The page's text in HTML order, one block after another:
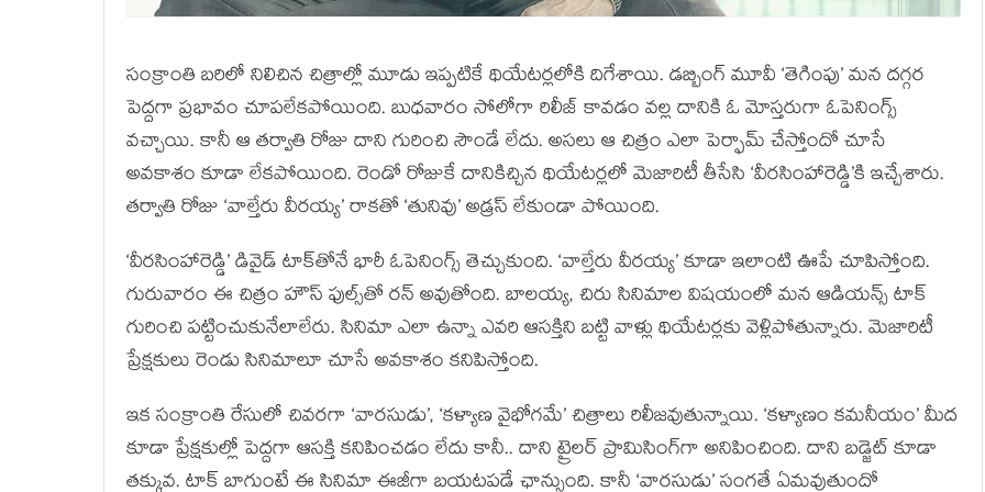
సంక్రాంతి బరిలో నిలిచిన చిత్రాల్లో మూడు ఇప్పటికే థియేటర్లలోకి దిగేశాయి. డబ్బింగ్ మూవీ ‘తెగింపు’ మన దగ్గర
పెద్దగా ప్రభావం చూపలేకపోయింది. బుధవారం సోలోగా రిలీజ్ కావడం వల్ల దానికి ఓ మోస్తరుగా ఓపెనింగ్స్
వచ్చాయి. కానీ ఆ తర్వాతి రోజు దాని గురించి సౌండే లేదు. అసలు ఆ చిత్రం ఎలా పెర్ఫామ్ చేస్తోందో చూసే
అవకాశం కూడా లేకపోయింది. రెండో రోజుకే దానికిచ్చిన థియేటర్లలో మెజారిటీ తీసేసి ‘వీరసింహారెడ్డి’కి ఇచ్చేశారు.
తర్వాతి రోజు ‘వాల్తేరు వీరయ్య’ రాకతో ‘తునివు’ అడ్రస్ లేకుండా పోయింది.
‘వీరసింహారెడ్డి’ డివైడ్ టాక్‌తోనే భారీ ఓపెనింగ్స్ తెచ్చుకుంది. ‘వాల్తేరు వీరయ్య’ కూడా ఇలాంటి ఊపే చూపిస్తోంది.
గురువారం ఈ చిత్రం హౌస్ ఫుల్స్‌తో రన్ అవుతోంది. బాలయ్య, చిరు సినిమాల విషయంలో మన ఆడియన్స్ టాక్
గురించి పట్టించుకునేలాలేరు. సినిమా ఎలా ఉన్నా ఎవరి ఆసక్తిని బట్టి వాళ్లు థియేటర్లకు వెళ్లిపోతున్నారు. మెజారిటీ
ప్రేక్షకులు రెండు సినిమాలూ చూసే అవకాశం కనిపిస్తోంది.
ఇక సంక్రాంతి రేసులో చివరగా ‘వారసుడు’, ‘కళ్యాణ వైభోగమే’ చిత్రాలు రిలీజవుతున్నాయి. ‘కళ్యాణం కమనీయం’ మీద
కూడా ప్రేక్షకుల్లో పెద్దగా ఆసక్తి కనిపించడం లేదు కానీ.. దాని ట్రైలర్ ప్రామిసింగ్‌గా అనిపించింది. దాని బడ్జెట్ కూడా
తక్కువ. టాక్ బాగుంటే ఈ సినిమా ఈజీగా బయటపడే ఛాన్సుంది. కానీ ‘వారసుడు’ సంగతే ఏమవుతుందో